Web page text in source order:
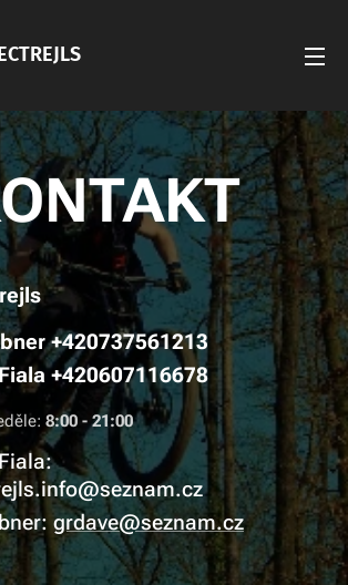
+420737561213
+420607116678
8:00 - 21:00
grdave@seznam.cz